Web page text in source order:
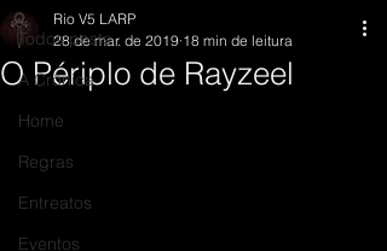
Todos posts
A Crônica
Home
Regras
Entreatos
Eventos
O Périplo de Rayzeel
Rio V5 LARP
28 de mar. de 2019 18 min de leitura